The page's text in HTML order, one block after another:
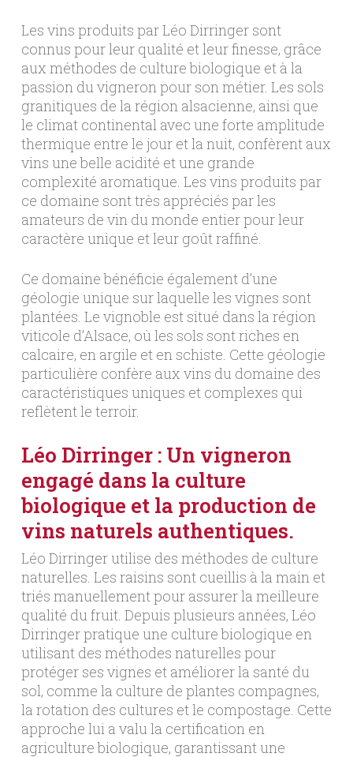
Les vins produits par Léo Dirringer sont
connus pour leur qualité et leur finesse, grâce
aux méthodes de culture biologique et à la
passion du vigneron pour son métier. Les sols
granitiques de la région alsacienne, ainsi que
le climat continental avec une forte amplitude
thermique entre le jour et la nuit, confèrent aux
vins une belle acidité et une grande
complexité aromatique. Les vins produits par
ce domaine sont très appréciés par les
amateurs de vin du monde entier pour leur
caractère unique et leur goût raffiné.
Ce domaine bénéficie également d’une
géologie unique sur laquelle les vignes sont
plantées. Le vignoble est situé dans la région
viticole d’Alsace, où les sols sont riches en
calcaire, en argile et en schiste. Cette géologie
particulière confère aux vins du domaine des
caractéristiques uniques et complexes qui
reflètent le terroir.
Léo Dirringer : Un vigneron
engagé dans la culture
biologique et la production de
vins naturels authentiques.
Léo Dirringer utilise des méthodes de culture
naturelles. Les raisins sont cueillis à la main et
triés manuellement pour assurer la meilleure
qualité du fruit. Depuis plusieurs années, Léo
Dirringer pratique une culture biologique en
utilisant des méthodes naturelles pour
protéger ses vignes et améliorer la santé du
sol, comme la culture de plantes compagnes,
la rotation des cultures et le compostage. Cette
approche lui a valu la certification en
agriculture biologique, garantissant une